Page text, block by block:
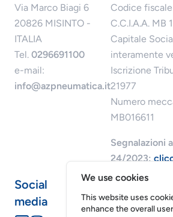
Via Marco Biagi 6
20826 MISINTO -
ITALIA
Tel. 0296691100
e-mail:
info@azpneumatica.it
Codice
C.C.I.A.A. MB
Capitale
interamente
Iscrizione
21977
Numero
MB016611
Segnalazioni
24/2023:
Social
media
We use cookies
This website uses
enhance the overall